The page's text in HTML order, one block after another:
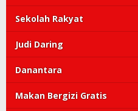
Sekolah Rakyat
Judi Daring
Danantara
Makan Bergizi Gratis